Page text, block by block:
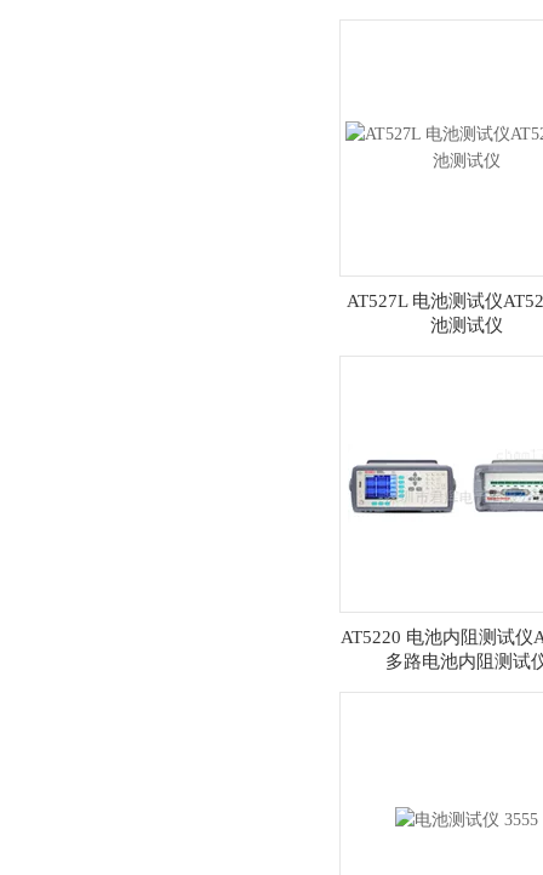
AT527L 电池测试仪
池测试仪
AT5220 电池内阻测试仪
多路电池内阻测试